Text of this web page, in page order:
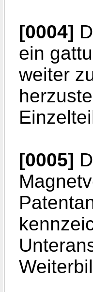
[0004]
ein
weiter
[0005]